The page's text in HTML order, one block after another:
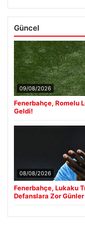
Güncel
09/08/2026
Fenerbahçe, Romelu
Geldi!
08/08/2026
Fenerbahçe, Lukaku
Defanslara Zor Günler